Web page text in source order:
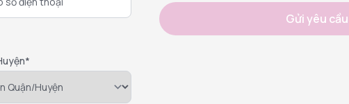
Gửi yêu